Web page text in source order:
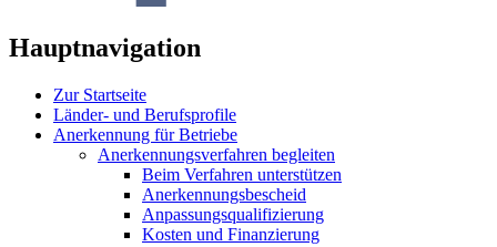
Hauptnavigation
Zur Startseite
Länder- und Berufsprofile
Anerkennung für Betriebe
Anerkennungsverfahren begleiten
Beim Verfahren unterstützen
Anerkennungsbescheid
Anpassungsqualifizierung
Kosten und Finanzierung